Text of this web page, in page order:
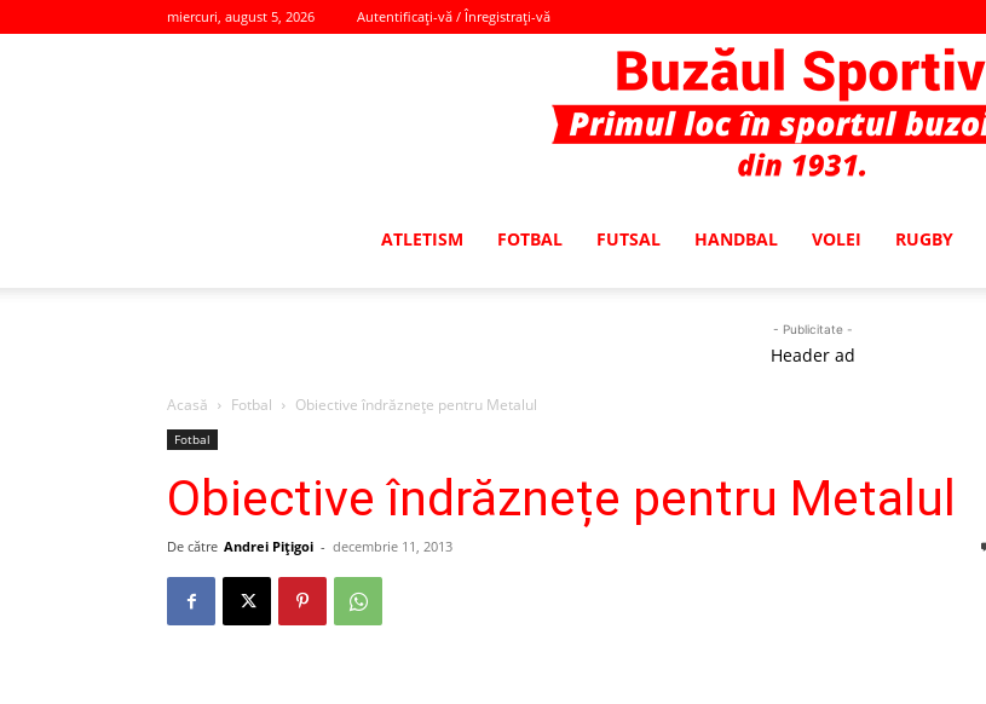
miercuri, august 5, 2026 Autentificați-vă / Înregistrați-vă
ATLETISM FOTBAL FUTSAL HANDBAL VOLEI RUGBY
- Publicitate -
Header ad
Acasă Fotbal Obiective îndrăznețe pentru Metalul
Fotbal
Obiective îndrăznețe pentru Metalul
De către Andrei Pițigoi - decembrie 11, 2013